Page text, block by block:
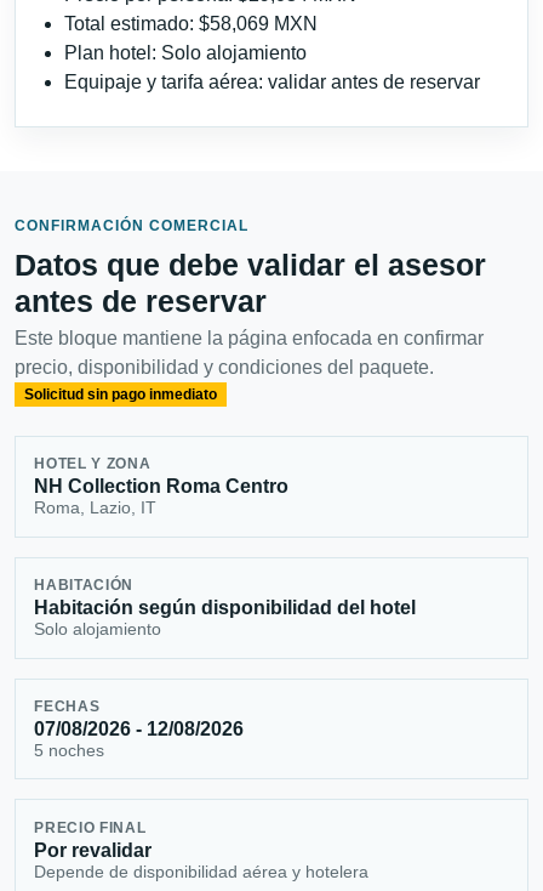
Total estimado: $58,069 MXN
Plan hotel: Solo alojamiento
Equipaje y tarifa aérea: validar antes de reservar
CONFIRMACIÓN COMERCIAL
Datos que debe validar el asesor
antes de reservar
Este bloque mantiene la página enfocada en confirmar
precio, disponibilidad y condiciones del paquete.
Solicitud sin pago inmediato
HOTEL Y ZONA
NH Collection Roma Centro
Roma, Lazio, IT
HABITACIÓN
Habitación según disponibilidad del hotel
Solo alojamiento
FECHAS
07/08/2026 - 12/08/2026
5 noches
PRECIO FINAL
Por revalidar
Depende de disponibilidad aérea y hotelera